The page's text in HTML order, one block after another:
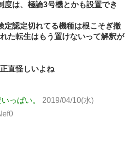
度は、極論3号機とかも設置でき
定認定切れてる機種は根こそぎ撤
た転生はもう置けないって解釈が
直怪しいよね
っぱい。
2019/04/10(水)